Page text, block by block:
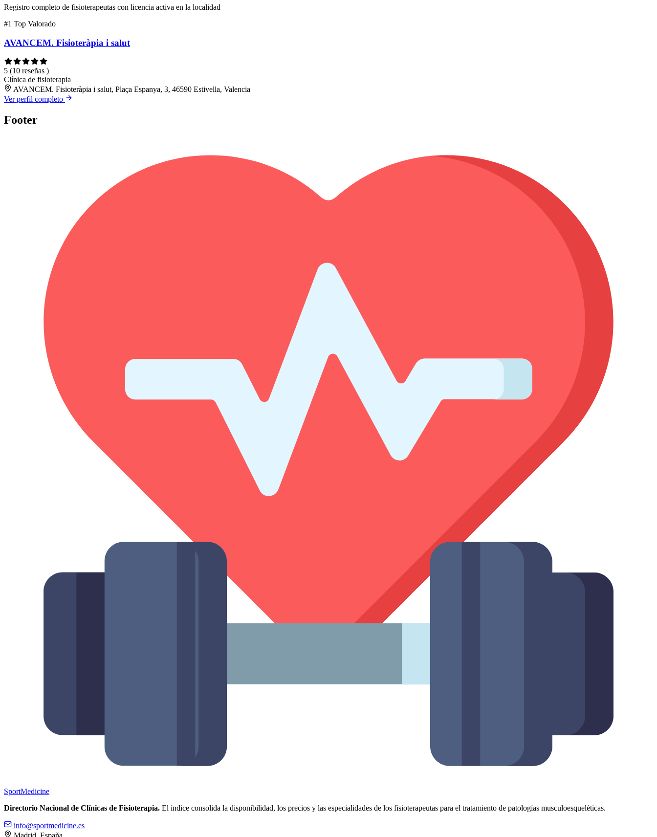
Registro completo de fisioterapeutas con licencia activa en la localidad
#1 Top Valorado
AVANCEM. Fisioteràpia i salut
5 (10 reseñas )
Clínica de fisioterapia
AVANCEM. Fisioteràpia i salut, Plaça Espanya, 3, 46590 Estivella, Valencia
Ver perfil completo
Footer
SportMedicine
Directorio Nacional de Clínicas de Fisioterapia. El índice consolida la disponibilidad, los precios y las especialidades de los fisioterapeutas para el tratamiento de patologías musculoesqueléticas.
info@sportmedicine.es